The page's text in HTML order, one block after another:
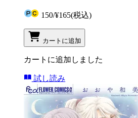
150/¥165(税込)
カートに追加
カートに追加しました
試し読み